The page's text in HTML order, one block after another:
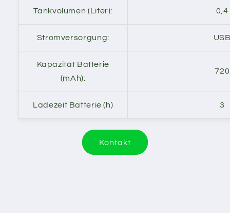
Tankvolumen (Liter): 0,4
Stromversorgung:
Kapazität Batterie
(mAh):
720
Ladezeit Batterie (h) 3
Kontakt